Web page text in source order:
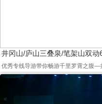
井冈山/庐山三叠泉/笔架山双动